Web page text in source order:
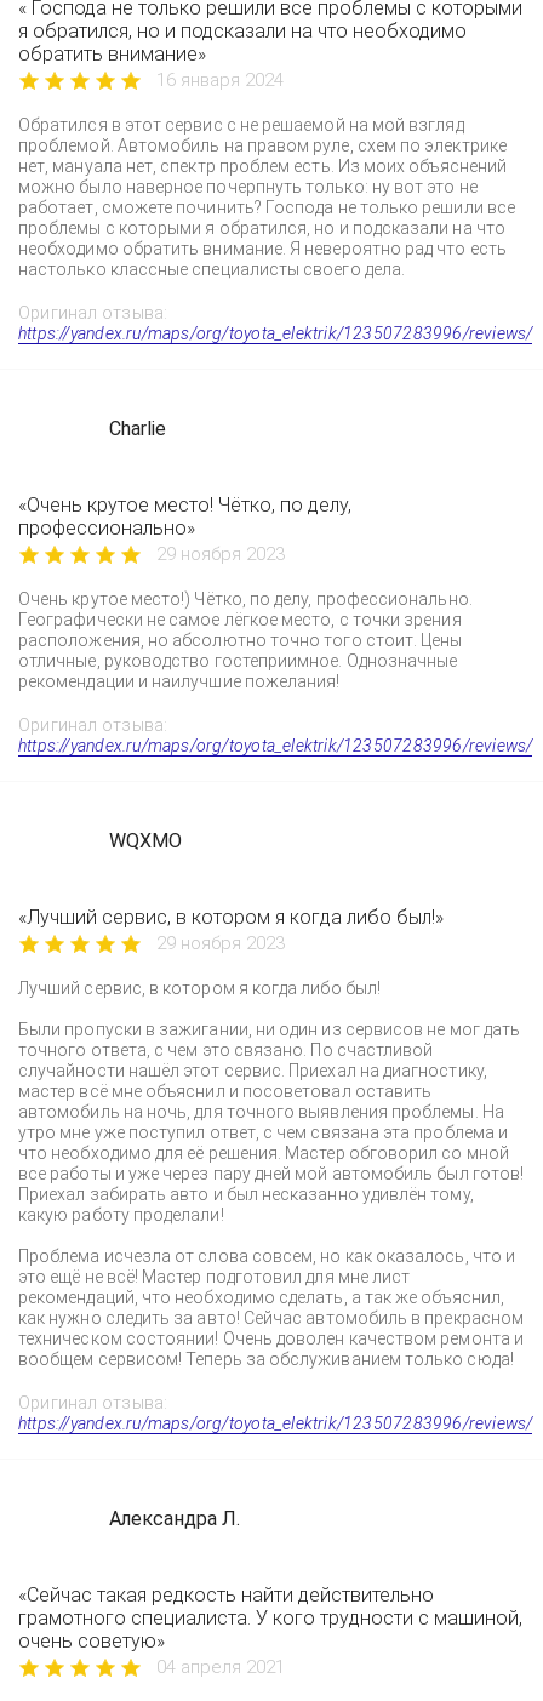
« Господа не только решили все проблемы с которыми
я обратился, но и подсказали на что необходимо
обратить внимание»
16 января 2024
Обратился в этот сервис с не решаемой на мой взгляд
проблемой. Автомобиль на правом руле, схем по электрике
нет, мануала нет, спектр проблем есть. Из моих объяснений
можно было наверное почерпнуть только: ну вот это не
работает, сможете починить? Господа не только решили все
проблемы с которыми я обратился, но и подсказали на что
необходимо обратить внимание. Я невероятно рад что есть
настолько классные специалисты своего дела.
Оригинал отзыва:
https://yandex.ru/maps/org/toyota_elektrik/123507283996/reviews/
Charlie
«Очень крутое место! Чётко, по делу,
профессионально»
29 ноября 2023
Очень крутое место!) Чётко, по делу, профессионально.
Географически не самое лёгкое место, с точки зрения
расположения, но абсолютно точно того стоит. Цены
отличные, руководство гостеприимное. Однозначные
рекомендации и наилучшие пожелания!
Оригинал отзыва:
https://yandex.ru/maps/org/toyota_elektrik/123507283996/reviews/
WQXMO
«Лучший сервис, в котором я когда либо был!»
29 ноября 2023
Лучший сервис, в котором я когда либо был!
Были пропуски в зажигании, ни один из сервисов не мог дать
точного ответа, с чем это связано. По счастливой
случайности нашёл этот сервис. Приехал на диагностику,
мастер всё мне объяснил и посоветовал оставить
автомобиль на ночь, для точного выявления проблемы. На
утро мне уже поступил ответ, с чем связана эта проблема и
что необходимо для её решения. Мастер обговорил со мной
все работы и уже через пару дней мой автомобиль был готов!
Приехал забирать авто и был несказанно удивлён тому,
какую работу проделали!
Проблема исчезла от слова совсем, но как оказалось, что и
это ещё не всё! Мастер подготовил для мне лист
рекомендаций, что необходимо сделать, а так же объяснил,
как нужно следить за авто! Сейчас автомобиль в прекрасном
техническом состоянии! Очень доволен качеством ремонта и
вообщем сервисом! Теперь за обслуживанием только сюда!
Оригинал отзыва:
https://yandex.ru/maps/org/toyota_elektrik/123507283996/reviews/
Александра Л.
«Сейчас такая редкость найти действительно
грамотного специалиста. У кого трудности с машиной,
очень советую»
04 апреля 2021